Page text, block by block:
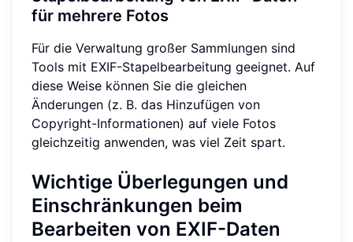
für mehrere Fotos
Für die Verwaltung großer Sammlungen sind
Tools mit EXIF-Stapelbearbeitung geeignet. Auf
diese Weise können Sie die gleichen
Änderungen (z. B. das Hinzufügen von
Copyright-Informationen) auf viele Fotos
gleichzeitig anwenden, was viel Zeit spart.
Wichtige Überlegungen und
Einschränkungen beim
Bearbeiten von EXIF-Daten